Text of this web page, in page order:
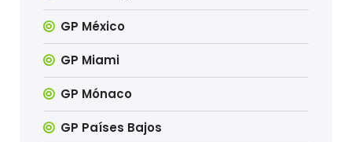
GP México
GP Miami
GP Mónaco
GP Países Bajos